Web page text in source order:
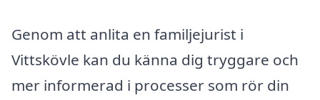
Genom att anlita en familjejurist i
Vittskövle kan du känna dig tryggare och
mer informerad i processer som rör din